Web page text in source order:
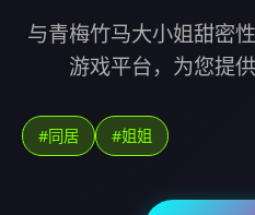
与青梅竹马大小姐甜密
游戏平台，为您提
#同居 #姐姐